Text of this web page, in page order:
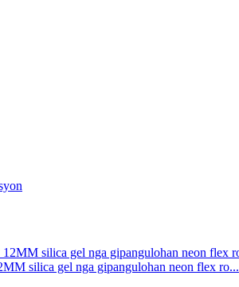
silica gel nga gipangulohan neon flex ro...